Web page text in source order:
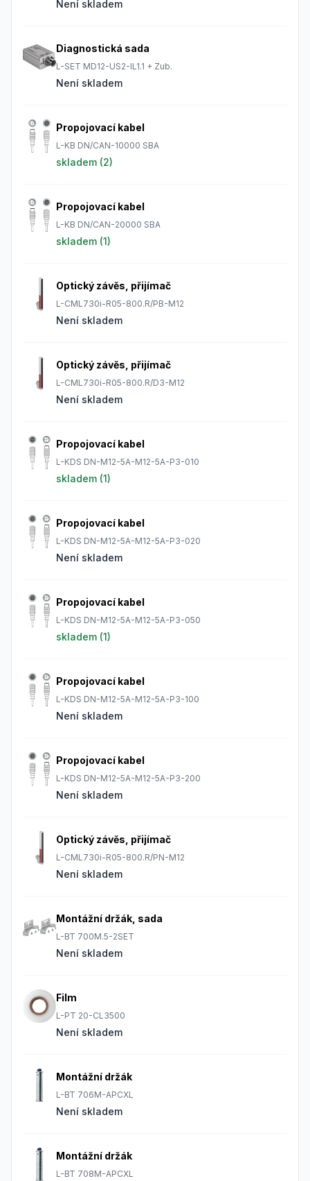
Není skladem
Diagnostická sada
L-SET MD12-US2-IL1.1 + Zub.
Není skladem
Propojovací kabel
L-KB DN/CAN-10000 SBA
skladem (2)
Propojovací kabel
L-KB DN/CAN-20000 SBA
skladem (1)
Optický závěs, přijímač
L-CML730i-R05-800.R/PB-M12
Není skladem
Optický závěs, přijímač
L-CML730i-R05-800.R/D3-M12
Není skladem
Propojovací kabel
L-KDS DN-M12-5A-M12-5A-P3-010
skladem (1)
Propojovací kabel
L-KDS DN-M12-5A-M12-5A-P3-020
Není skladem
Propojovací kabel
L-KDS DN-M12-5A-M12-5A-P3-050
skladem (1)
Propojovací kabel
L-KDS DN-M12-5A-M12-5A-P3-100
Není skladem
Propojovací kabel
L-KDS DN-M12-5A-M12-5A-P3-200
Není skladem
Optický závěs, přijímač
L-CML730i-R05-800.R/PN-M12
Není skladem
Montážní držák, sada
L-BT 700M.5-2SET
Není skladem
Film
L-PT 20-CL3500
Není skladem
Montážní držák
L-BT 706M-APCXL
Není skladem
Montážní držák
L-BT 708M-APCXL